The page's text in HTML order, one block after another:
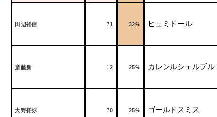
田辺裕信 71 32% ヒュミドール
斎藤新 12 25% カレンルシェルブル
大野拓弥 70 25% ゴールドスミス